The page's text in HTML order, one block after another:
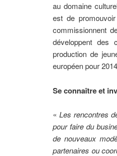
au domaine
est de
commissionnent
développent des
production de
européen pour
Se connaître et
« Les rencontres
pour faire du
de nouveaux
partenaires ou